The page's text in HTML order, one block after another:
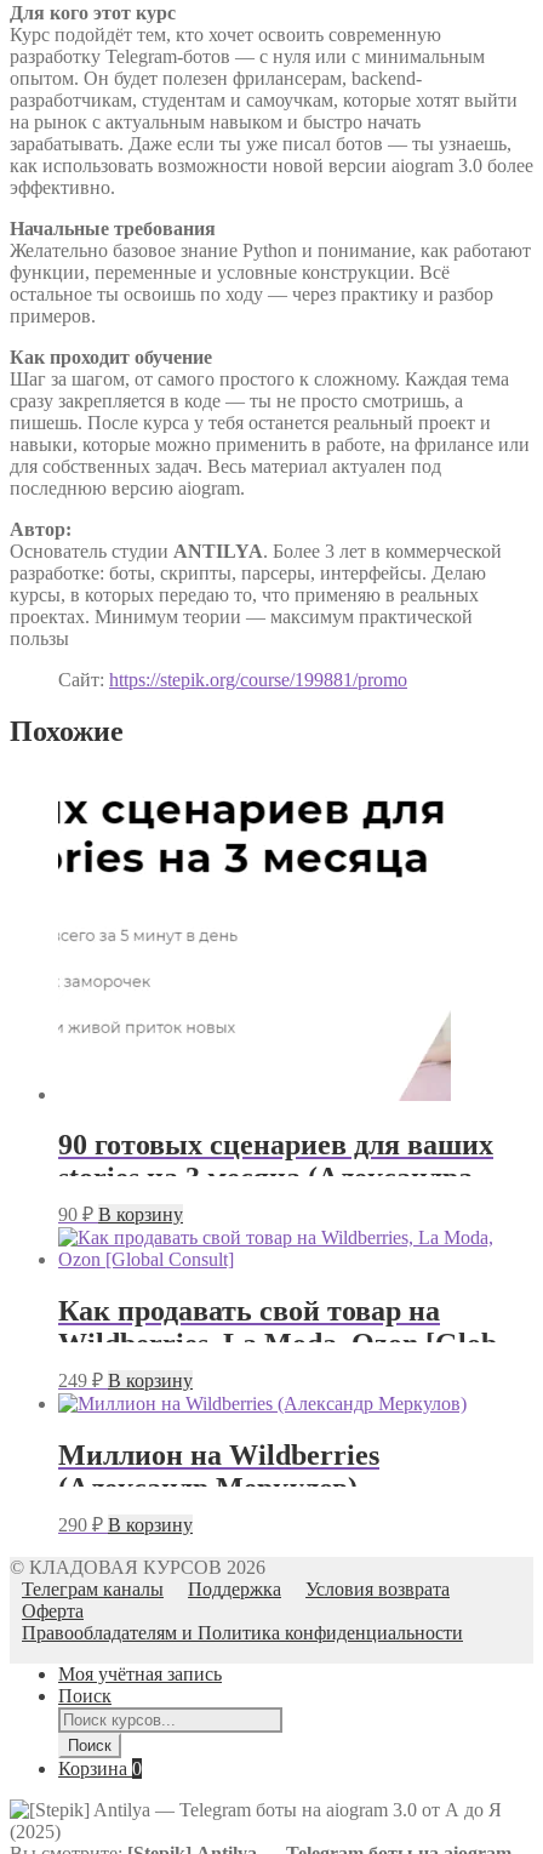
Для кого этот курс
Курс подойдёт тем, кто хочет освоить современную
разработку Telegram-ботов — с нуля или с минимальным
опытом. Он будет полезен фрилансерам, backend-
разработчикам, студентам и самоучкам, которые хотят выйти
на рынок с актуальным навыком и быстро начать
зарабатывать. Даже если ты уже писал ботов — ты узнаешь,
как использовать возможности новой версии aiogram 3.0 более
эффективно.
Начальные требования
Желательно базовое знание Python и понимание, как работают
функции, переменные и условные конструкции. Всё
остальное ты освоишь по ходу — через практику и разбор
примеров.
Как проходит обучение
Шаг за шагом, от самого простого к сложному. Каждая тема
сразу закрепляется в коде — ты не просто смотришь, а
пишешь. После курса у тебя останется реальный проект и
навыки, которые можно применить в работе, на фрилансе или
для собственных задач. Весь материал актуален под
последнюю версию aiogram.
Автор:
Основатель студии ANTILYA. Более 3 лет в коммерческой
разработке: боты, скрипты, парсеры, интерфейсы. Делаю
курсы, в которых передаю то, что применяю в реальных
проектах. Минимум теории — максимум практической
пользы
Сайт: https://stepik.org/course/199881/promo
Похожие
90 готовых сценариев для ваших
stories на 3 месяца (Александра
Гуреева)
90 ₽ В корзину
Как продавать свой товар на
Wildberries, La Moda, Ozon [Global
Consult]
249 ₽ В корзину
Миллион на Wildberries
(Александр Меркулов)
290 ₽ В корзину
© КЛАДОВАЯ КУРСОВ 2026
Телеграм каналы
Поддержка
Условия возврата
Оферта
Правообладателям и Политика конфиденциальности
Моя учётная запись
Поиск
Поиск
товаров
Поиск
Корзина 0